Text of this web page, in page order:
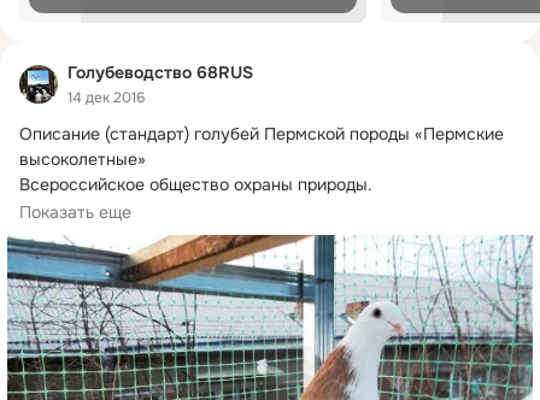
Голубеводство 68RUS
14 дек 2016
Описание (стандарт) голубей Пермской породы «Пермские
высоколетные»
Всероссийское общество охраны природы.
Пермский клуб голубеводов.г. Пермь, 1989г.
Показать еще